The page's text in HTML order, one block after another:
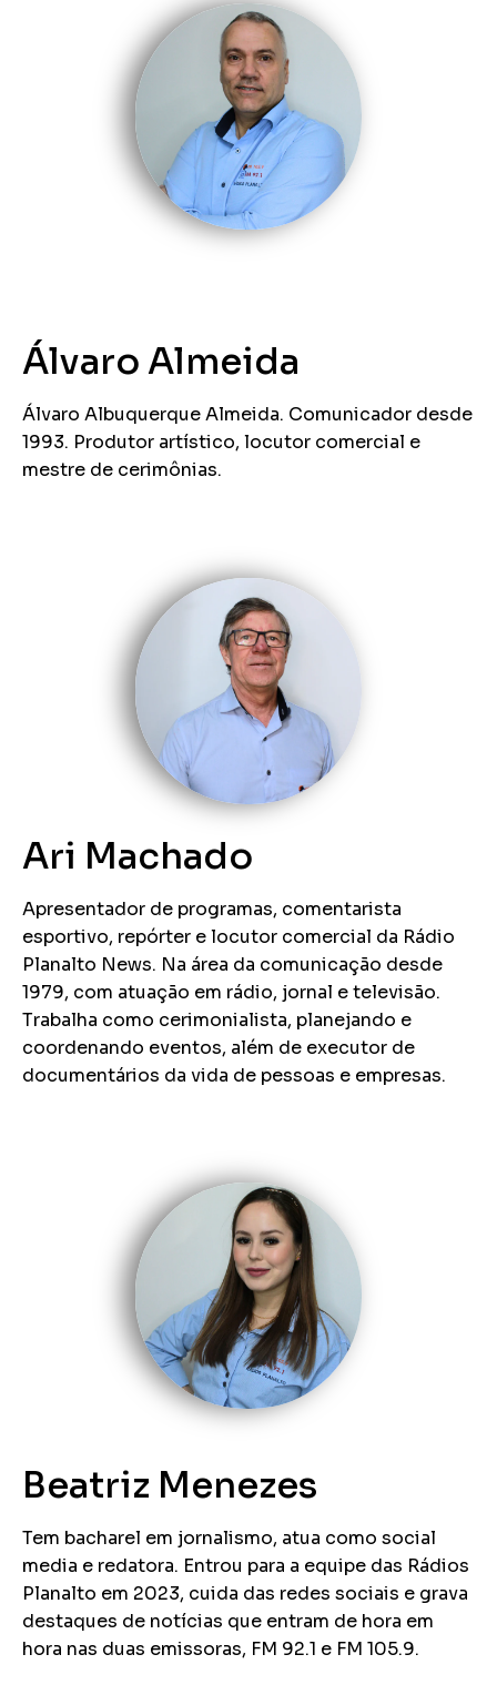
Álvaro Almeida
Álvaro Albuquerque Almeida. Comunicador desde
1993. Produtor artístico, locutor comercial e
mestre de cerimônias.
Ari Machado
Apresentador de programas, comentarista
esportivo, repórter e locutor comercial da Rádio
Planalto News. Na área da comunicação desde
1979, com atuação em rádio, jornal e televisão.
Trabalha como cerimonialista, planejando e
coordenando eventos, além de executor de
documentários da vida de pessoas e empresas.
Beatriz Menezes
Tem bacharel em jornalismo, atua como social
media e redatora. Entrou para a equipe das Rádios
Planalto em 2023, cuida das redes sociais e grava
destaques de notícias que entram de hora em
hora nas duas emissoras, FM 92.1 e FM 105.9.